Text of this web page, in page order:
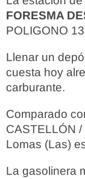
FORESMA
POLIGONO
Llenar un
cuesta hoy
carburante.
Comparado
CASTELLÓN
Lomas (Las)
La gasolinera